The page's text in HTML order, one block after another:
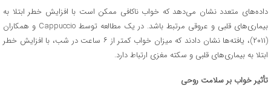
داده‌های متعدد نشان می‌دهد که خواب ناکافی ممکن است با افزایش خطر ابتلا به
بیماری‌های قلبی و عروقی مرتبط باشد. در یک مطالعه توسط Cappuccio و همکاران
(۲۰۱۱)، یافته‌ها نشان دادند که میزان خواب کمتر از ۶ ساعت در شب، با افزایش خطر
ابتلا به بیماری‌های قلبی و سکته مغزی ارتباط دارد.
تأثیر خواب بر سلامت روحی